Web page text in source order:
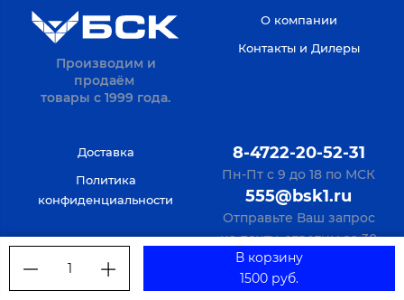
1
В корзину
1500 руб.
Производим и
продаём
товары с 1999 года.
О компании
Контакты и Дилеры
Доставка
Политика
конфиденциальности
8-4722-20-52-31
Пн-Пт с 9 до 18 по МСК
555@bsk1.ru
Отправьте Ваш запрос
на почту, ответим за 30
мин по будням